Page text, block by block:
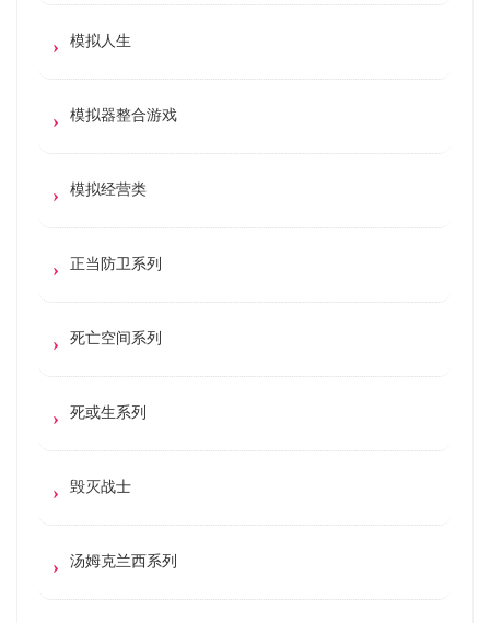
模拟人生
模拟器整合游戏
模拟经营类
正当防卫系列
死亡空间系列
死或生系列
毁灭战士
汤姆克兰西系列